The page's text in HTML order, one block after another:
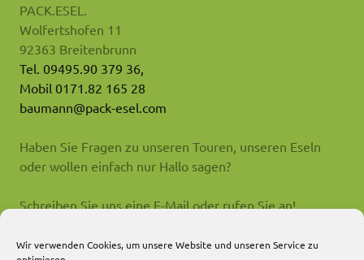
Wir verwenden Cookies, um unsere Website und unseren Service zu
PACK.ESEL.
Wolfertshofen 11
92363 Breitenbrunn
Tel. 09495.90 379 36,
Mobil 0171.82 165 28
baumann@pack-esel.com
Haben Sie Fragen zu unseren Touren, unseren Eseln
oder wollen einfach nur Hallo sagen?
Schreiben Sie uns eine E-Mail oder rufen Sie an!
Impressum